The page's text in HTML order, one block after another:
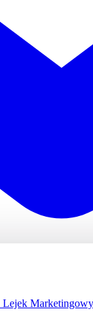
Lejek Marketingowy